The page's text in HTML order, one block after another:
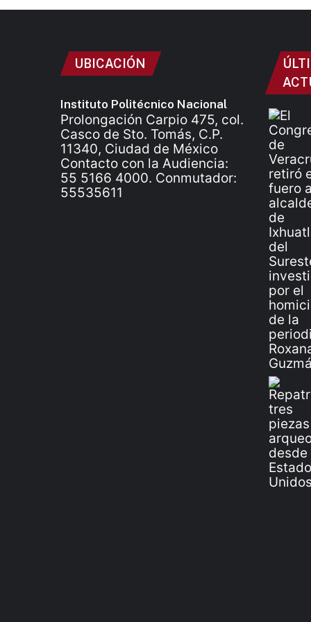
UBICACIÓN
Instituto Politécnico Nacional
Prolongación Carpio 475, col.
Casco de Sto. Tomás, C.P.
11340, Ciudad de México
Contacto con la Audiencia:
55 5166 4000. Conmutador:
55535611